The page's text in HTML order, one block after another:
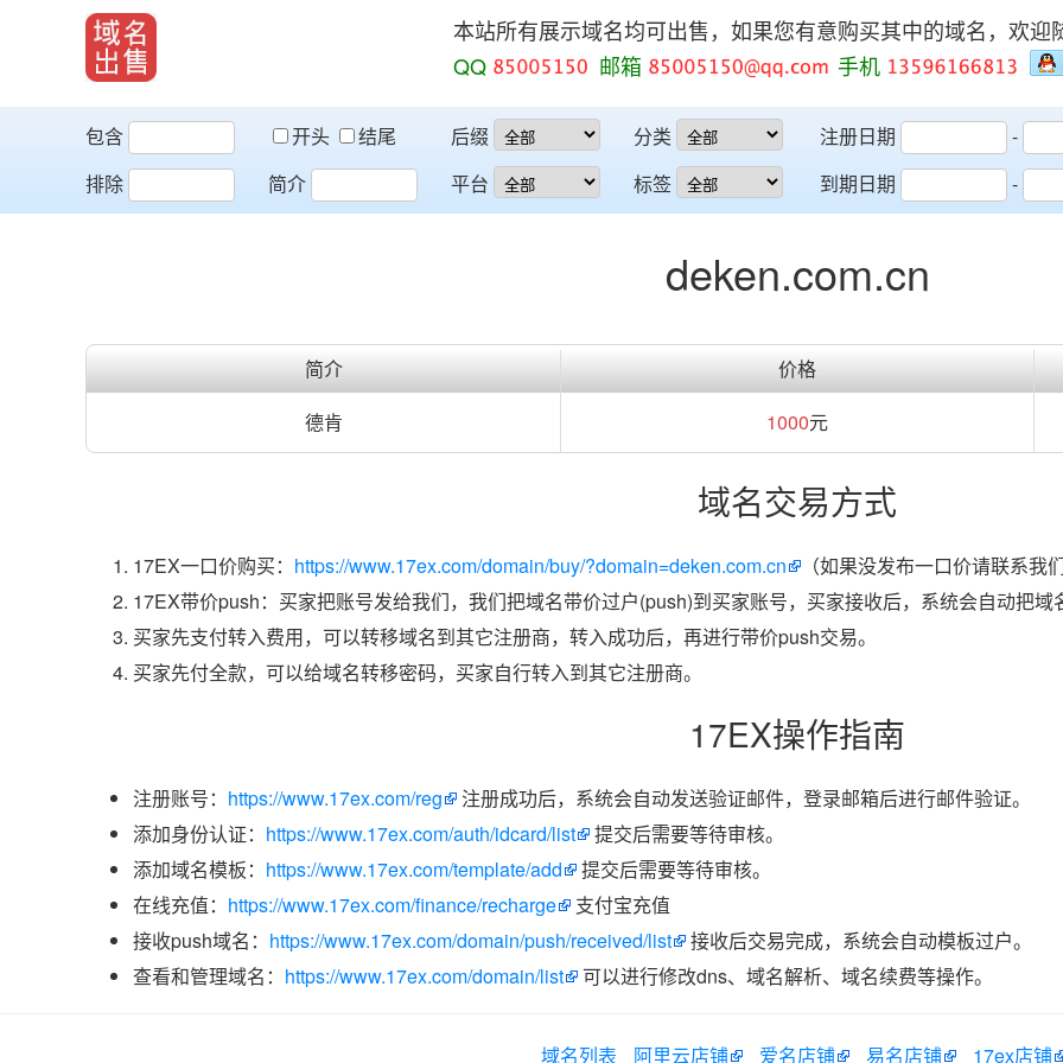
本站所有展示域名均可出售，如果您有意购买其中的域名，欢迎
QQ
邮箱 手机
包含 开头
结尾
排除
简介
后缀
平台
分类
标签
注册日期
-
到期日期
-
deken.com.cn
简介 价格
德肯
1000元
域名交易方式
17EX一口价购买： https://www.17ex.com/domain/buy/?domain=deken.com.cn
（如果没发布一口价请联系我
17EX带价push：买家把账号发给我们，我们把域名带价过户(push)到买家账号，买家接收后，系统会自动把域
买家先支付转入费用，可以转移域名到其它注册商，转入成功后，再进行带价push交易。
买家先付全款，可以给域名转移密码，买家自行转入到其它注册商。
17EX操作指南
注册账号： https://www.17ex.com/reg
注册成功后，系统会自动发送验证邮件，登录邮箱后进行邮件验证。
添加身份认证： https://www.17ex.com/auth/idcard/list
提交后需要等待审核。
添加域名模板： https://www.17ex.com/template/add
提交后需要等待审核。
在线充值： https://www.17ex.com/finance/recharge
支付宝充值
接收push域名： https://www.17ex.com/domain/push/received/list
接收后交易完成，系统会自动模板过户。
查看和管理域名： https://www.17ex.com/domain/list 可以进行修改dns、域名解析、域名续费等操作。
域名列表 阿里云店铺 爱名店铺 易名店铺 17ex店铺